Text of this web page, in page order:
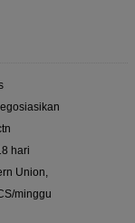
hari
Union,
minggu